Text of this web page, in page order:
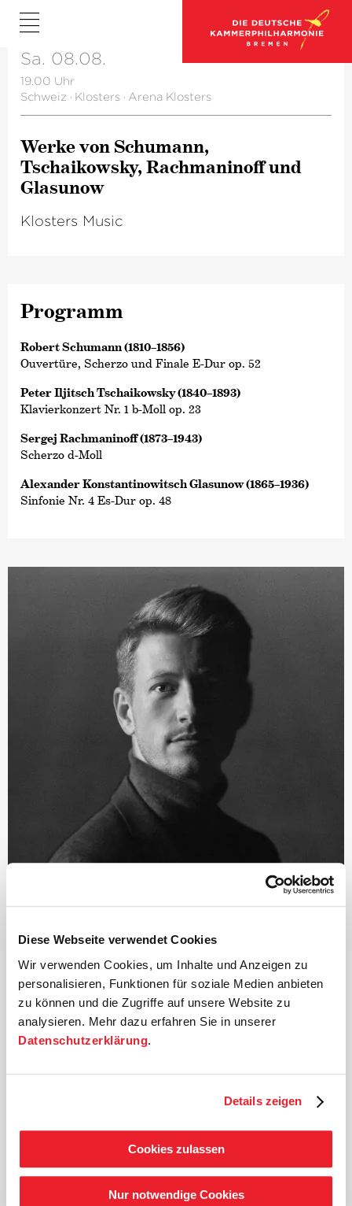
Diese Webseite verwendet Cookies
Wir verwenden Cookies, um Inhalte und Anzeigen zu
personalisieren, Funktionen für soziale Medien anbieten
zu können und die Zugriffe auf unsere Website zu
analysieren. Mehr dazu erfahren Sie in unserer
Datenschutzerklärung.
Details zeigen
Cookies zulassen
Nur notwendige Cookies
Sa. 08.08.
19.00 Uhr
Schweiz · Klosters · Arena Klosters
Werke von Schumann,
Tschaikowsky, Rachmaninoff und
Glasunow
Klosters Music
Programm
Robert Schumann (1810–1856)
Ouvertüre, Scherzo und Finale E-Dur op. 52
Peter Iljitsch Tschaikowsky (1840–1893)
Klavierkonzert Nr. 1 b-Moll op. 23
Sergej Rachmaninoff (1873–1943)
Scherzo d-Moll
Alexander Konstantinowitsch Glasunow (1865–1936)
Sinfonie Nr. 4 Es-Dur op. 48
©
Duncan Ward
In den letzten Jahren hat sich Duncan Ward als einer
der spannendsten und vielseitigsten Dirigenten seiner
Generation etabliert, dessen lebendige Interpretationen
des klassischen Repertoires ebenso gelobt werden wie
Duncan Ward ist seit 2021 Chefdirigent von Philzuid.
Saison 2026/27 zum BBC National Orchestra of Wales,
zum Luzerner Sinfonieorchester, zur Osaka Philharmonic
und zum Kioi Hall Chamber Orchestra zurück.
Außerdem gibt er sein Debüt bei der Tampere
Philharmonic, dem Orchestra della Svizzera italiana,